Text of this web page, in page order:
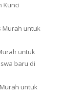
Kunci
Murah untuk
untuk
baru di
untuk